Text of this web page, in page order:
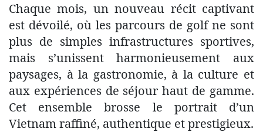
Chaque mois, un nouveau récit captivant
est dévoilé, où les parcours de golf ne sont
plus de simples infrastructures sportives,
mais s’unissent harmonieusement aux
paysages, à la gastronomie, à la culture et
aux expériences de séjour haut de gamme.
Cet ensemble brosse le portrait d’un
Vietnam raffiné, authentique et prestigieux.